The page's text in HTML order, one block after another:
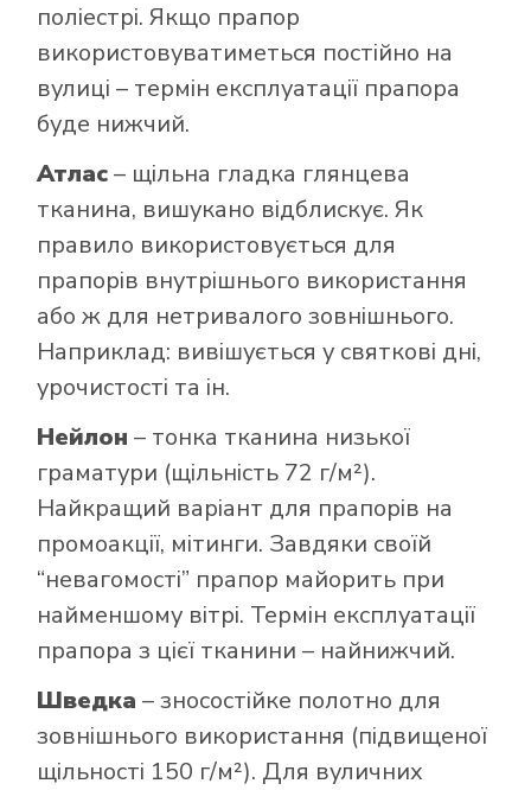
поліестрі. Якщо прапор
використовуватиметься постійно на
вулиці – термін експлуатації прапора
буде нижчий.
Атлас– щільна гладка глянцева
тканина, вишукано відблискує. Як
правило використовується для
прапорів внутрішнього використання
або ж для нетривалого зовнішнього.
Наприклад: вивішується у святкові дні,
урочистості та ін.
Нейлон – тонка тканина низької
граматури (щільність 72 г/м²).
Найкращий варіант для прапорів на
промоакції, мітинги. Завдяки своїй
“невагомості” прапор майорить при
найменшому вітрі. Термін експлуатації
прапора з цієї тканини – найнижчий.
Шведка – зносостійке полотно для
зовнішнього використання (підвищеної
щільності 150 г/м²). Для вуличних